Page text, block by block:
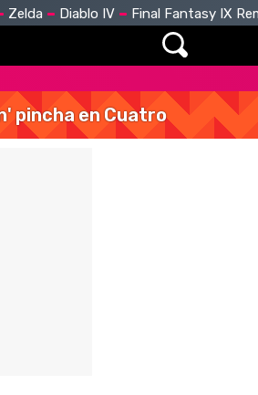
Zelda Diablo IV Final Fantasy IX
pincha en Cuatro